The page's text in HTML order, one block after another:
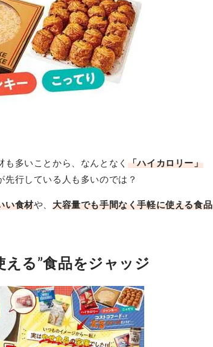
多いことから、なんとなく 「ハイカロリー」
先行している人も多いのでは？
い食材や、大容量でも手間なく手軽に使える食品
る”食品をジャッジ